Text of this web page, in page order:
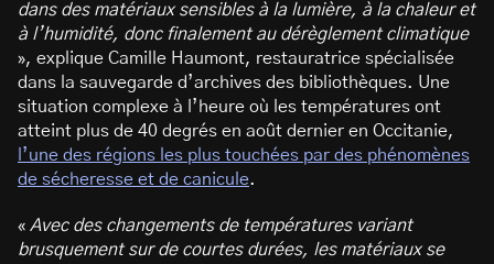
dans des matériaux sensibles à la lumière, à la chaleur et
à l’humidité, donc finalement au dérèglement climatique
», explique Camille Haumont, restauratrice spécialisée
dans la sauvegarde d’archives des bibliothèques. Une
situation complexe à l’heure où les températures ont
atteint plus de 40 degrés en août dernier en Occitanie,
l’une des régions les plus touchées par des phénomènes
de sécheresse et de canicule.
« Avec des changements de températures variant
brusquement sur de courtes durées, les matériaux se